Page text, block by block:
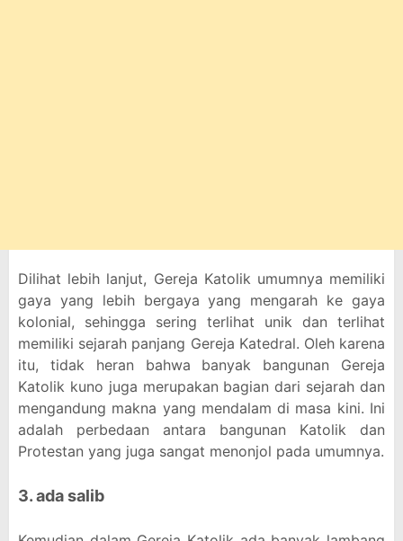
Dilihat lebih lanjut, Gereja Katolik umumnya memiliki
gaya yang lebih bergaya yang mengarah ke gaya
kolonial, sehingga sering terlihat unik dan terlihat
memiliki sejarah panjang Gereja Katedral. Oleh karena
itu, tidak heran bahwa banyak bangunan Gereja
Katolik kuno juga merupakan bagian dari sejarah dan
mengandung makna yang mendalam di masa kini. Ini
adalah perbedaan antara bangunan Katolik dan
Protestan yang juga sangat menonjol pada umumnya.
3. ada salib